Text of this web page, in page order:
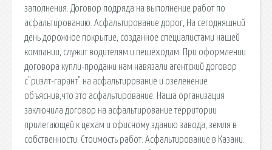
заполнения. Договор подряда на выполнение работ по
асфальтированию. Асфальтирование дорог, На сегодняшний
день дорожное покрытие, созданное специалистами нашей
компании, служит водителям и пешеходам. При оформлении
договора купли-продажи нам навязали агентский договор
с"риэлт-гарант" на асфальтирование и озеленение
объяснив,что это асфальтирование. Наша организация
заключила договор на асфальтирование территории
прилегающей к цехам и офисному зданию завода, земля в
собственности. Стоимость работ. Асфальтирование в Казани.